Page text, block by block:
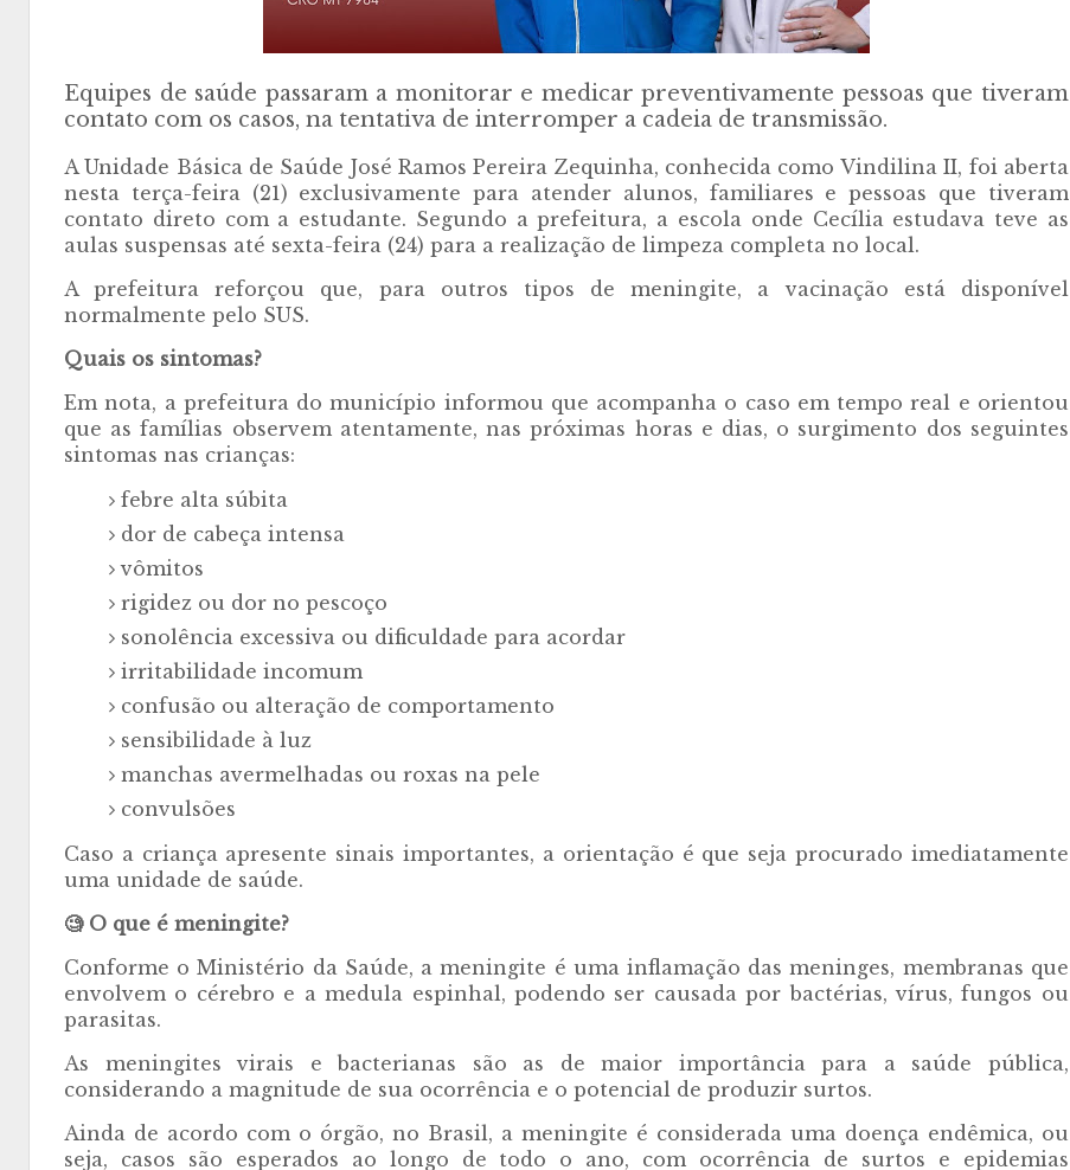
Equipes de saúde passaram a monitorar e medicar preventivamente pessoas que tiveram
contato com os casos, na tentativa de interromper a cadeia de transmissão.
A Unidade Básica de Saúde José Ramos Pereira Zequinha, conhecida como Vindilina II, foi aberta
nesta terça-feira (21) exclusivamente para atender alunos, familiares e pessoas que tiveram
contato direto com a estudante. Segundo a prefeitura, a escola onde Cecília estudava teve as
aulas suspensas até sexta-feira (24) para a realização de limpeza completa no local.
A prefeitura reforçou que, para outros tipos de meningite, a vacinação está disponível
normalmente pelo SUS.
Quais os sintomas?
Em nota, a prefeitura do município informou que acompanha o caso em tempo real e orientou
que as famílias observem atentamente, nas próximas horas e dias, o surgimento dos seguintes
sintomas nas crianças:
febre alta súbita
dor de cabeça intensa
vômitos
rigidez ou dor no pescoço
sonolência excessiva ou dificuldade para acordar
irritabilidade incomum
confusão ou alteração de comportamento
sensibilidade à luz
manchas avermelhadas ou roxas na pele
convulsões
Caso a criança apresente sinais importantes, a orientação é que seja procurado imediatamente
uma unidade de saúde.
🧐 O que é meningite?
Conforme o Ministério da Saúde, a meningite é uma inflamação das meninges, membranas que
envolvem o cérebro e a medula espinhal, podendo ser causada por bactérias, vírus, fungos ou
parasitas.
As meningites virais e bacterianas são as de maior importância para a saúde pública,
considerando a magnitude de sua ocorrência e o potencial de produzir surtos.
Ainda de acordo com o órgão, no Brasil, a meningite é considerada uma doença endêmica, ou
seja, casos são esperados ao longo de todo o ano, com ocorrência de surtos e epidemias